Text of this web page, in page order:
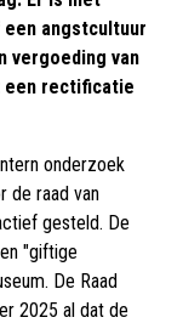
angstcultuur
vergoeding van
een rectificatie
onderzoek
de raad van
gesteld. De
"giftige
De Raad
2025 al dat de